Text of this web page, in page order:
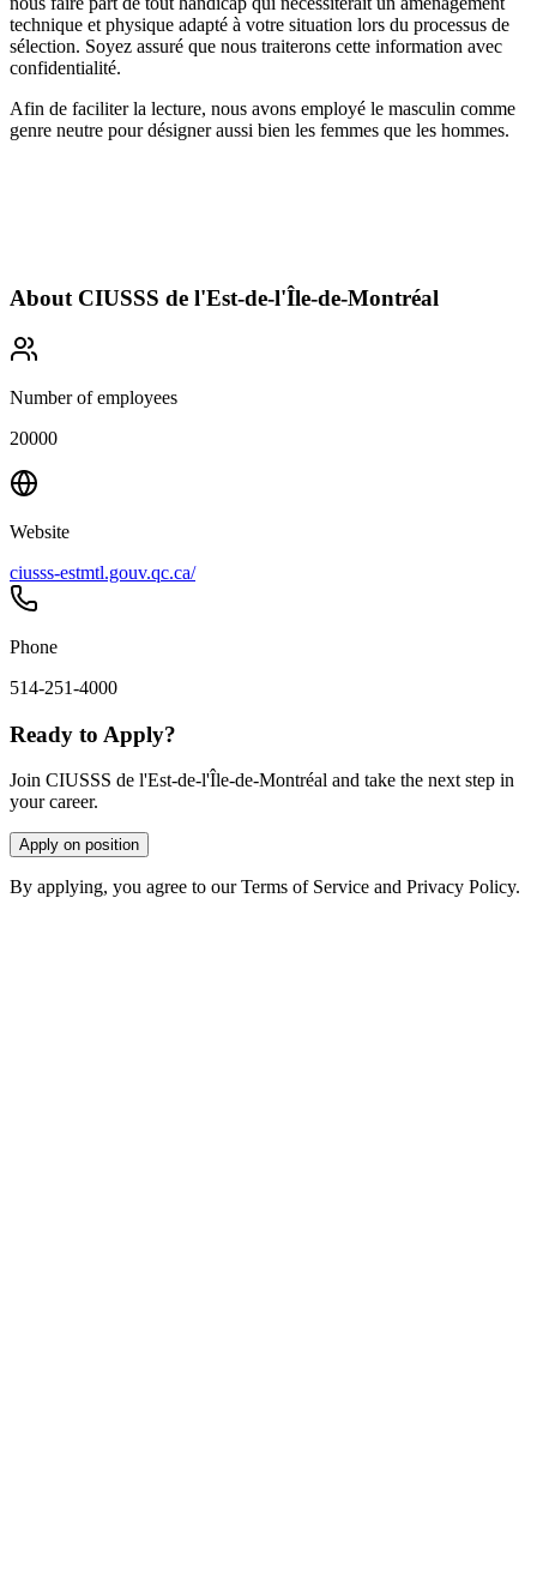
technique et physique adapté à votre situation lors du processus de
sélection. Soyez assuré que nous traiterons cette information avec
confidentialité.
Afin de faciliter la lecture, nous avons employé le masculin comme
genre neutre pour désigner aussi bien les femmes que les hommes.
About CIUSSS de l'Est-de-l'Île-de-Montréal
Number of employees
20000
Website
ciusss-estmtl.gouv.qc.ca/
Phone
514-251-4000
Ready to Apply?
Join CIUSSS de l'Est-de-l'Île-de-Montréal and take the next step in
your career.
Apply on position
By applying, you agree to our Terms of Service and Privacy Policy.